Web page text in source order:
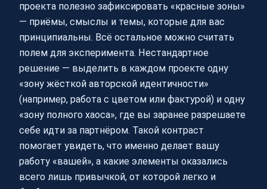
проекта полезно зафиксировать «красные зоны»
— приёмы, смыслы и темы, которые для вас
принципиальны. Всё остальное можно считать
полем для эксперимента. Нестандартное
решение — выделить в каждом проекте одну
«зону жёсткой авторской идентичности»
(например, работа с цветом или фактурой) и одну
«зону полного хаоса», где вы заранее разрешаете
себе идти за партнёром. Такой контраст
помогает увидеть, что именно делает вашу
работу «вашей», а какие элементы оказались
всего лишь привычкой, от которой легко и